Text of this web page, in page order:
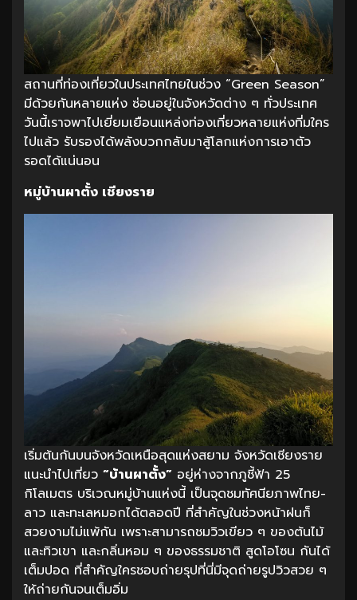
สถานที่ท่องเที่ยวในประเทศไทยในช่วง “Green Season”
มีด้วยกันหลายแห่ง ซ่อนอยู่ในจังหวัดต่าง ๆ ทั่วประเทศ
วันนี้เราจพาไปเยี่ยมเยือนแหล่งท่องเที่ยวหลายแห่งที่มใคร
ไปแล้ว รับรองได้พลังบวกกลับมาสู้โลกแห่งการเอาตัว
รอดได้แน่นอน
หมู่บ้านผาตั้ง เชียงราย
เริ่มต้นกันบนจังหวัดเหนือสุดแห่งสยาม จังหวัดเชียงราย
แนะนำไปเที่ยว “บ้านผาตั้ง” อยู่ห่างจากภูชี้ฟ้า 25
กิโลเมตร บริเวณหมู่บ้านแห่งนี้ เป็นจุดชมทัศนียภาพไทย-
ลาว และทะเลหมอกได้ตลอดปี ที่สำคัญในช่วงหน้าฝนก็
สวยงามไม่แพ้กัน เพราะสามารถชมวิวเขียว ๆ ของต้นไม้
และทิวเขา และกลิ่นหอม ๆ ของธรรมชาติ สูดโอโซน กันได้
เต็มปอด ที่สำคัญใครชอบถ่ายรุปที่นี่มีจุดถ่ายรูปวิวสวย ๆ
ให้ถ่ายกันจนเต็มอิ่ม